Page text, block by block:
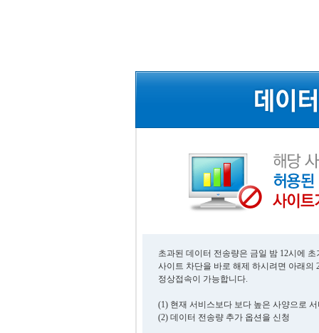
초과된 데이터 전송량은 금일 밤 12시에
사이트 차단을 바로 해제 하시려면 아래의
정상접속이 가능합니다.
(1) 현재 서비스보다 보다 높은 사양으로
(2) 데이터 전송량 추가 옵션을 신청